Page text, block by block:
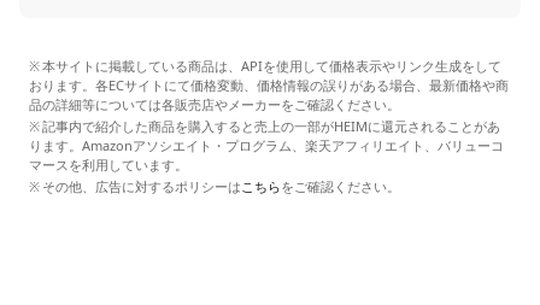
本サイトに掲載している商品は、APIを使用して価格表示やリンク生成をして
おります。各ECサイトにて価格変動、価格情報の誤りがある場合、最新価格や商
品の詳細等については各販売店やメーカーをご確認ください。
記事内で紹介した商品を購入すると売上の一部がHEIMに還元されることがあ
ります。Amazonアソシエイト・プログラム、楽天アフィリエイト、バリューコ
マースを利用しています。
その他、広告に対するポリシーはこちらをご確認ください。